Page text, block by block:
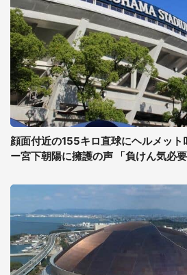
顔面付近の155キロ直球にヘルメッ
ー宮下朝陽に擁護の声 「負けん気必